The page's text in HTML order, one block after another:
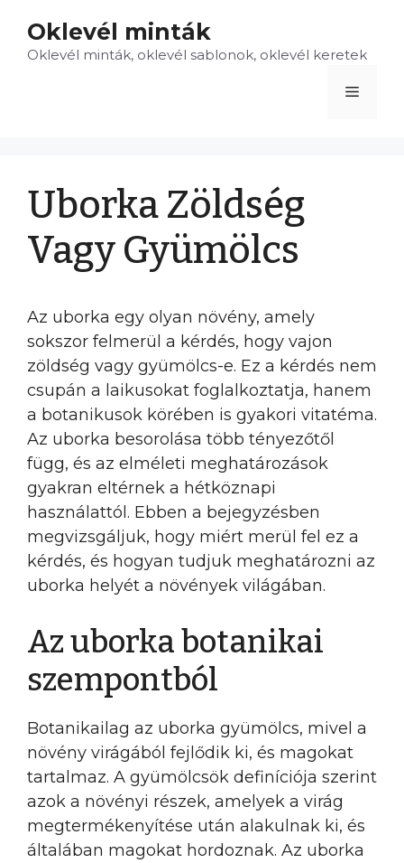
tartalomba
Oklevél minták
Oklevél minták, oklevél sablonok, oklevél keretek
Menü
Uborka Zöldség
Vagy Gyümölcs
Az uborka egy olyan növény, amely
sokszor felmerül a kérdés, hogy vajon
zöldség vagy gyümölcs-e. Ez a kérdés nem
csupán a laikusokat foglalkoztatja, hanem
a botanikusok körében is gyakori vitatéma.
Az uborka besorolása több tényezőtől
függ, és az elméleti meghatározások
gyakran eltérnek a hétköznapi
használattól. Ebben a bejegyzésben
megvizsgáljuk, hogy miért merül fel ez a
kérdés, és hogyan tudjuk meghatározni az
uborka helyét a növények világában.
Az uborka botanikai
szempontból
Botanikailag az uborka gyümölcs, mivel a
növény virágából fejlődik ki, és magokat
tartalmaz. A gyümölcsök definíciója szerint
azok a növényi részek, amelyek a virág
megtermékenyítése után alakulnak ki, és
általában magokat hordoznak. Az uborka